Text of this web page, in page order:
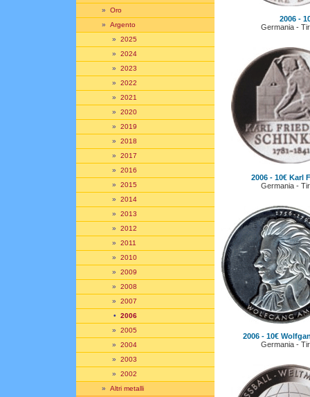
» Oro
» Argento
» 2025
» 2024
» 2023
» 2022
» 2021
» 2020
» 2019
» 2018
» 2017
» 2016
» 2015
» 2014
» 2013
» 2012
» 2011
» 2010
» 2009
» 2008
» 2007
• 2006
» 2005
» 2004
» 2003
» 2002
» Altri metalli
2006 -
Germania -
2006 - 10€ Karl
Germania -
2006 - 10€
Germania -